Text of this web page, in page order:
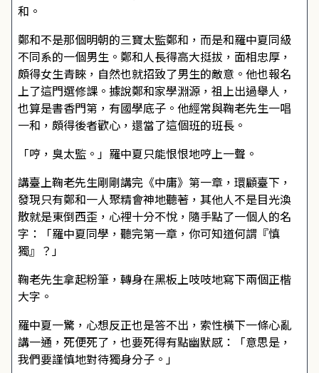
和。
鄭和不是那個明朝的三寶太監鄭和，而是和羅中夏同級
不同系的一個男生。鄭和人長得高大挺拔，面相忠厚，
頗得女生青睞，自然也就招致了男生的敵意。他也報名
上了這門選修課。據說鄭和家學淵源，祖上出過舉人，
也算是書香門第，有國學底子。他經常與鞠老先生一唱
一和，頗得後者歡心，還當了這個班的班長。
「哼，臭太監。」羅中夏只能恨恨地哼上一聲。
講臺上鞠老先生剛剛講完《中庸》第一章，環顧臺下，
發現只有鄭和一人聚精會神地聽著，其他人不是目光渙
散就是東倒西歪，心裡十分不悅，隨手點了一個人的名
字：「羅中夏同學，聽完第一章，你可知道何謂『慎
獨』？」
鞠老先生拿起粉筆，轉身在黑板上吱吱地寫下兩個正楷
大字。
羅中夏一驚，心想反正也是答不出，索性橫下一條心亂
講一通，死便死了，也要死得有點幽默感：「意思是，
我們要謹慎地對待獨身分子。」